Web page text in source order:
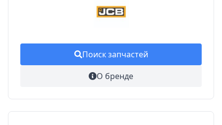
Поиск запчастей
О бренде